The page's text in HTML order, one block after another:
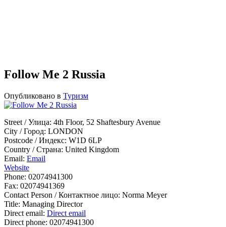
Follow Me 2 Russia
Опубликовано в Туризм
Street / Улица: 4th Floor, 52 Shaftesbury Avenue
City / Город: LONDON
Postcode / Индекс: W1D 6LP
Country / Страна: United Kingdom
Email: Email
Website
Phone: 02074941300
Fax: 02074941369
Contact Person / Контактное лицо: Norma Meyer
Title: Managing Director
Direct email: Direct email
Direct phone: 02074941300